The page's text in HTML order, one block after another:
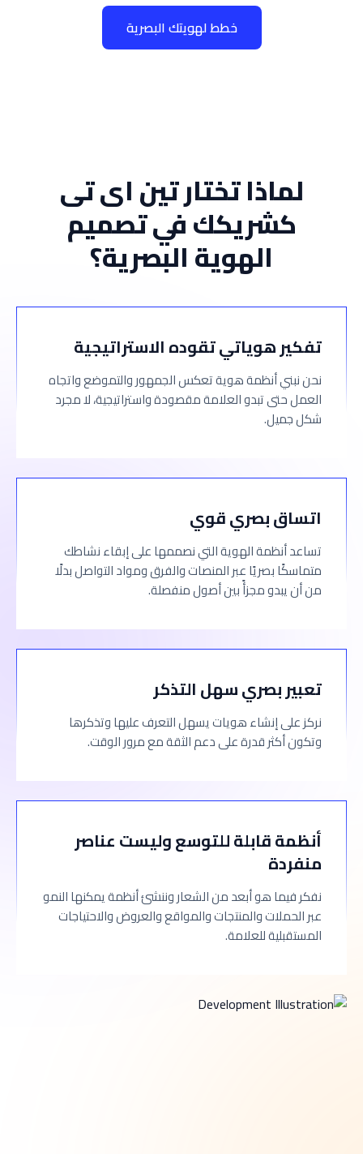
خطط لهويتك البصرية
لماذا تختار تين اى تى
كشريكك في تصميم
الهوية البصرية؟
تفكير هوياتي تقوده الاستراتيجية
نحن نبني أنظمة هوية تعكس الجمهور والتموضع واتجاه
العمل حتى تبدو العلامة مقصودة واستراتيجية، لا مجرد
شكل جميل.
اتساق بصري قوي
تساعد أنظمة الهوية التي نصممها على إبقاء نشاطك
متماسكًا بصريًا عبر المنصات والفرق ومواد التواصل بدلًا
من أن يبدو مجزأً بين أصول منفصلة.
تعبير بصري سهل التذكر
نركز على إنشاء هويات يسهل التعرف عليها وتذكرها
وتكون أكثر قدرة على دعم الثقة مع مرور الوقت.
أنظمة قابلة للتوسع وليست عناصر
منفردة
نفكر فيما هو أبعد من الشعار وننشئ أنظمة يمكنها النمو
عبر الحملات والمنتجات والمواقع والعروض والاحتياجات
المستقبلية للعلامة.